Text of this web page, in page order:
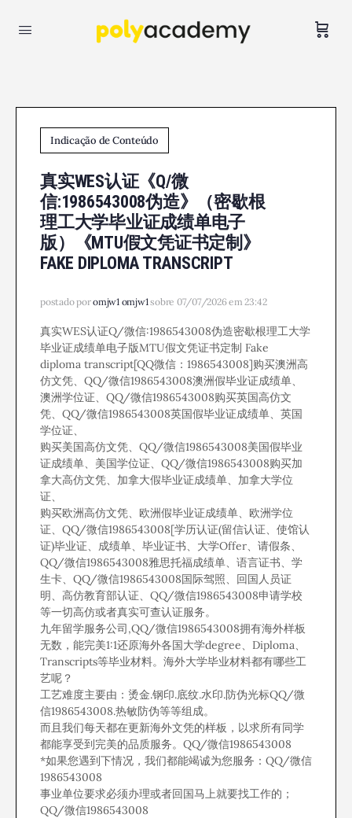
Indicação de Conteúdo
真实WES认证《Q/微
信:1986543008伪造》（密歇根
理工大学毕业证成绩单电子
版）《MTU假文凭证书定制》
FAKE DIPLOMA TRANSCRIPT
postado poromjw1 omjw1sobre 07/07/2026 em 23:42
真实WES认证Q/微信:1986543008伪造密歇根理工大学
毕业证成绩单电子版MTU假文凭证书定制 Fake
diploma transcript[QQ微信：1986543008]购买澳洲高
仿文凭、QQ/微信1986543008澳洲假毕业证成绩单、
澳洲学位证、QQ/微信1986543008购买英国高仿文
凭、QQ/微信1986543008英国假毕业证成绩单、英国
学位证、
购买美国高仿文凭、QQ/微信1986543008美国假毕业
证成绩单、美国学位证、QQ/微信1986543008购买加
拿大高仿文凭、加拿大假毕业证成绩单、加拿大学位
证、
购买欧洲高仿文凭、欧洲假毕业证成绩单、欧洲学位
证、QQ/微信1986543008[学历认证(留信认证、使馆认
证)毕业证、成绩单、毕业证书、大学Offer、请假条、
QQ/微信1986543008雅思托福成绩单、语言证书、学
生卡、QQ/微信1986543008国际驾照、回国人员证
明、高仿教育部认证、QQ/微信1986543008申请学校
等一切高仿或者真实可查认证服务。
九年留学服务公司,QQ/微信1986543008拥有海外样板
无数，能完美1:1还原海外各国大学degree、Diploma、
Transcripts等毕业材料。海外大学毕业材料都有哪些工
艺呢？
工艺难度主要由：烫金.钢印.底纹.水印.防伪光标QQ/微
信1986543008.热敏防伪等等组成。
而且我们每天都在更新海外文凭的样板，以求所有同学
都能享受到完美的品质服务。QQ/微信1986543008
*如果您遇到下情况，我们都能竭诚为您服务：QQ/微信
1986543008
事业单位要求必须办理或者回国马上就要找工作的；
QQ/微信1986543008